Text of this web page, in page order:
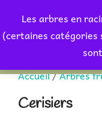
Les arbres en
(certaines catégories
contenu
Accueil/Arbres
Cerisiers